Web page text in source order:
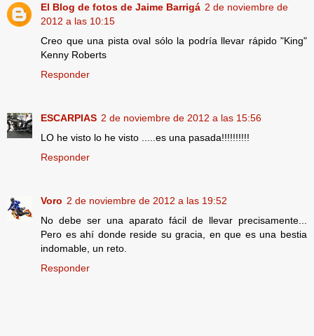
El Blog de fotos de Jaime Barrigá 2 de noviembre de
2012 a las 10:15
Creo que una pista oval sólo la podría llevar rápido "King"
Kenny Roberts
Responder
ESCARPIAS 2 de noviembre de 2012 a las 15:56
LO he visto lo he visto .....es una pasada!!!!!!!!!!
Responder
Voro 2 de noviembre de 2012 a las 19:52
No debe ser una aparato fácil de llevar precisamente...
Pero es ahí donde reside su gracia, en que es una bestia
indomable, un reto.
Responder